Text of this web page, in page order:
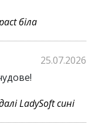
біла
25.07.2026
LadySoft сині